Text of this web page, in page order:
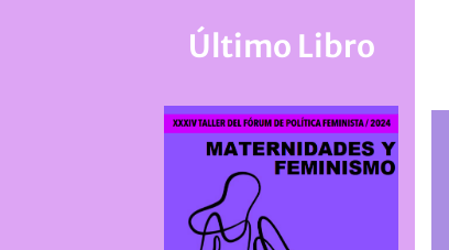
Último Libro